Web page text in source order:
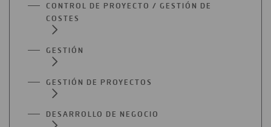
CONTROL DE PROYECTO / GESTIÓN DE
COSTES
GESTIÓN
GESTIÓN DE PROYECTOS
DESARROLLO DE NEGOCIO